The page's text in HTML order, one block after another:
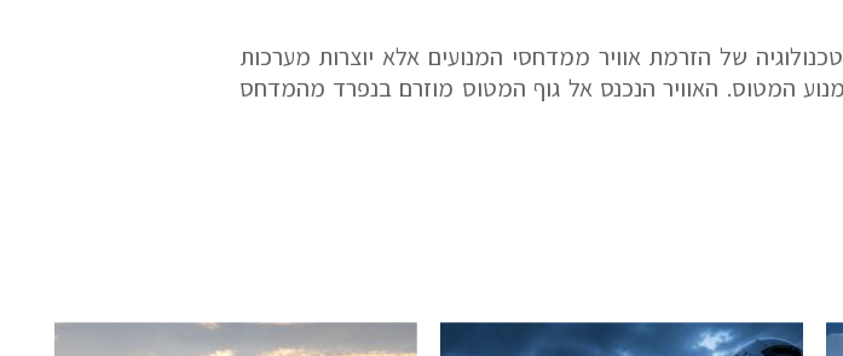
של הזרמת אוויר ממדחסי המנועים אלא יוצרות מערכות
המטוס. האוויר הנכנס אל גוף המטוס מוזרם בנפרד מהמדחס